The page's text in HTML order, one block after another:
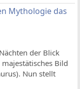
Mythologie das
der Blick
Bild
Nun stellt